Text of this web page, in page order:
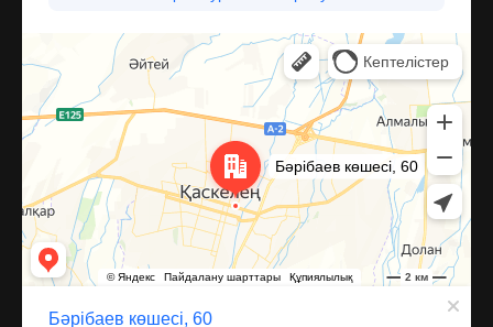
Улица Барибаева, 60 — Яндекс Карты